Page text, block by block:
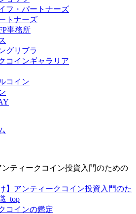
フ・パートナーズ
トナーズ
事務所
グリブラ
コインギャラリア
コイン
ンティークコイン投資入門のための
】アンティークコイン投資入門のた
_top
コインの鑑定